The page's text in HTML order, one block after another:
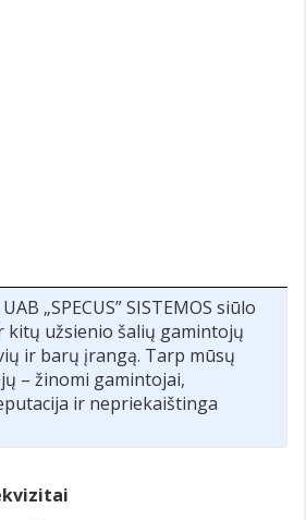
„SPECUS” SISTEMOS siūlo
užsienio šalių gamintojų
ir barų įrangą. Tarp mūsų
– žinomi gamintojai,
ir nepriekaištinga